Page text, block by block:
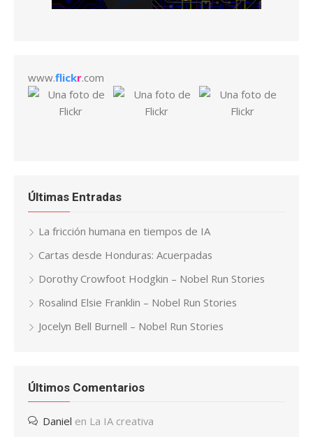
www.flickr.com
Últimas Entradas
La fricción humana en tiempos de IA
Cartas desde Honduras: Acuerpadas
Dorothy Crowfoot Hodgkin – Nobel Run Stories
Rosalind Elsie Franklin – Nobel Run Stories
Jocelyn Bell Burnell – Nobel Run Stories
Últimos Comentarios
Daniel en La IA creativa